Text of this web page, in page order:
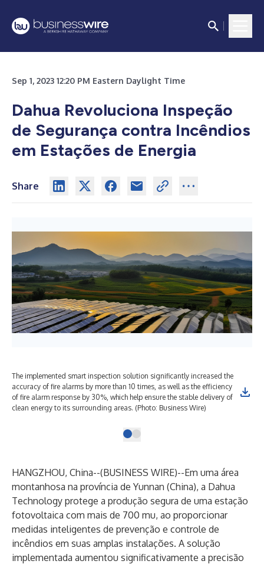
Sep 1, 2023 12:20 PM Eastern Daylight Time
Dahua Revoluciona Inspeção
de Segurança contra Incêndios
em Estações de Energia
Share
The implemented smart inspection solution significantly increased the
accuracy of fire alarms by more than 10 times, as well as the efficiency
of fire alarm response by 30%, which help ensure the stable delivery of
clean energy to its surrounding areas. (Photo: Business Wire)
HANGZHOU, China--(BUSINESS WIRE)--Em uma área
montanhosa na província de Yunnan (China), a Dahua
Technology protege a produção segura de uma estação
fotovoltaica com mais de 700 mu, ao proporcionar
medidas inteligentes de prevenção e controle de
incêndios em suas amplas instalações. A solução
implementada aumentou significativamente a precisão